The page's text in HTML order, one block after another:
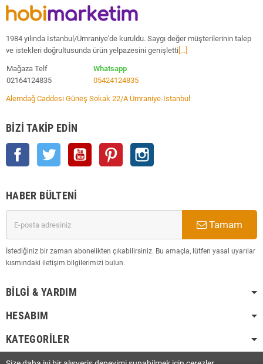
1984 yılında İstanbul/Ümraniye'de kuruldu. Saygı değer müşterilerinin talep
ve istekleri doğrultusunda ürün yelpazesini genişletti [...]
Mağaza Telf
02164124835
Whatsapp
05424124835
Alemdağ Caddesi Güneş Sokak 22/A Ümraniye-İstanbul
BIZI TAKIP EDIN
Facebook Twitter YouTube Pinterest
HABER BÜLTENI
Tamam
İstediğiniz bir zaman abonelikten çıkabilirsiniz. Bu amaçla, lütfen yasal uyarılar
kısmındaki iletişim bilgilerimizi bulun.
BILGI & YARDIM
HESABIM
KATEGORILER